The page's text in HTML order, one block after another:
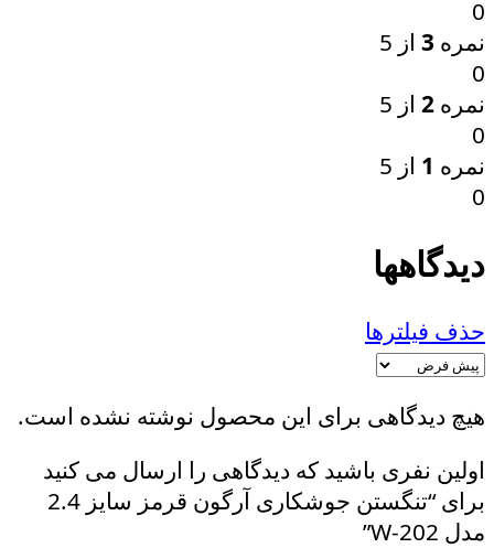
0
نمره 3 از 5
0
نمره 2 از 5
0
نمره 1 از 5
0
دیدگاهها
حذف فیلترها
هیچ دیدگاهی برای این محصول نوشته نشده است.
اولین نفری باشید که دیدگاهی را ارسال می کنید
برای “تنگستن جوشکاری آرگون قرمز سایز 2.4
مدل W-202”